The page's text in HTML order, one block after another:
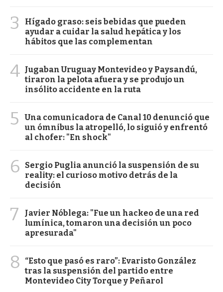
3
Hígado graso: seis bebidas que pueden
ayudar a cuidar la salud hepática y los
hábitos que las complementan
4 Jugaban Uruguay Montevideo y Paysandú,
tiraron la pelota afuera y se produjo un
insólito accidente en la ruta
5
Una comunicadora de Canal 10 denunció que
un ómnibus la atropelló, lo siguió y enfrentó
al chofer: "En shock"
6
Sergio Puglia anunció la suspensión de su
reality: el curioso motivo detrás de la
decisión
7
Javier Nóblega: "Fue un hackeo de una red
lumínica, tomaron una decisión un poco
apresurada"
8
“Esto que pasó es raro”: Evaristo González
tras la suspensión del partido entre
Montevideo City Torque y Peñarol